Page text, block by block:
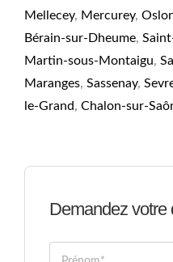
Mellecey, Mercurey,
Bérain-sur-Dheume,
Martin-sous-Montaigu,
Maranges, Sassenay,
le-Grand, Chalon-sur-
Demandez votre